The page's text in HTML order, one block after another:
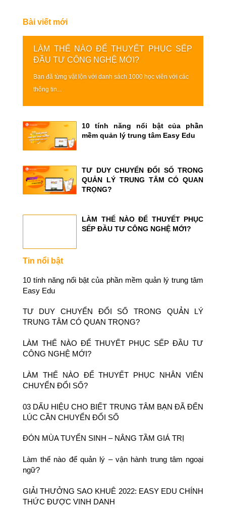
Bài viết mới
LÀM THẾ NÀO ĐỂ THUYẾT PHỤC SẾP
ĐẦU TƯ CÔNG NGHỆ MỚI?
Bạn đã từng vật lộn với danh sách 1000 học viên với các
thông tin...
10 tính năng nổi bật của phần
mềm quản lý trung tâm Easy Edu
TƯ DUY CHUYỂN ĐỔI SỐ TRONG
QUẢN LÝ TRUNG TÂM CÓ QUAN
TRỌNG?
LÀM THẾ NÀO ĐỂ THUYẾT PHỤC
SẾP ĐẦU TƯ CÔNG NGHỆ MỚI?
Tin nổi bật
10 tính năng nổi bật của phần mềm quản lý trung tâm
Easy Edu
TƯ DUY CHUYỂN ĐỔI SỐ TRONG QUẢN LÝ
TRUNG TÂM CÓ QUAN TRỌNG?
LÀM THẾ NÀO ĐỂ THUYẾT PHỤC SẾP ĐẦU TƯ
CÔNG NGHỆ MỚI?
LÀM THẾ NÀO ĐỂ THUYẾT PHỤC NHÂN VIÊN
CHUYỂN ĐỔI SỐ?
03 DẤU HIỆU CHO BIẾT TRUNG TÂM BẠN ĐÃ ĐẾN
LÚC CẦN CHUYỂN ĐỔI SỐ
ĐÓN MÙA TUYỂN SINH – NÂNG TẦM GIÁ TRỊ
Làm thế nào để quản lý – vận hành trung tâm ngoại
ngữ?
GIẢI THƯỞNG SAO KHUÊ 2022: EASY EDU CHÍNH
THỨC ĐƯỢC VINH DANH